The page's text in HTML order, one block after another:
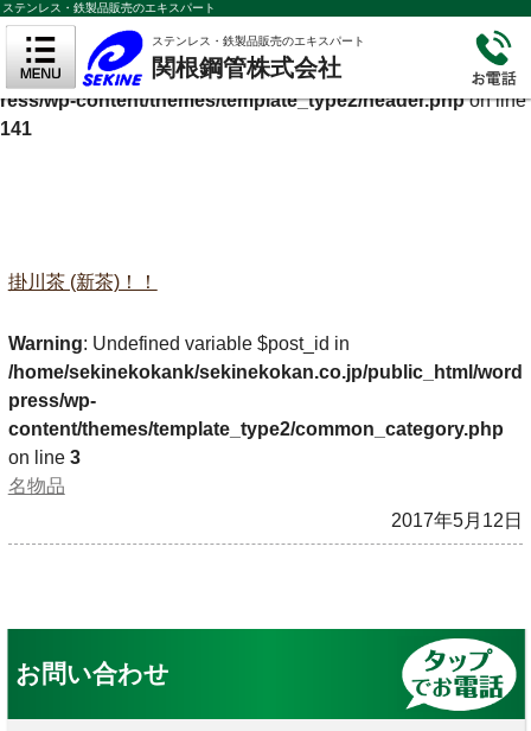
Warning
: Undefined variable $cf_description in
/home/sekinekokank/sekinekokan.co.jp/public_html/wordp
ress/wp-content/themes/template_type2/header.phpon line
141
ステンレス・鉄製品販売のエキスパート
ステンレス・鉄製品販売のエキスパート
関根鋼管株式会社
掛川茶 (新茶)！！
Warning: Undefined variable $post_id in
/home/sekinekokank/sekinekokan.co.jp/public_html/word
press/wp-
content/themes/template_type2/common_category.php
on line 3
名物品
2017年5月12日
お問い合わせ